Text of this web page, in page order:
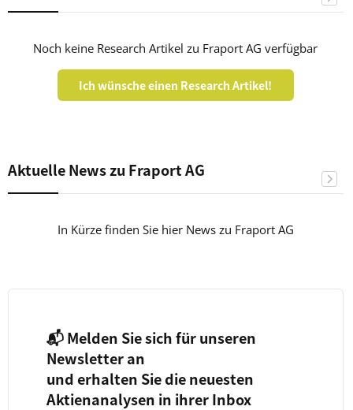
Noch keine Research Artikel zu Fraport AG verfügbar
Ich wünsche einen Research Artikel!
Aktuelle News zu Fraport AG
In Kürze finden Sie hier News zu Fraport AG
📬 Melden Sie sich für unseren
Newsletter an
und erhalten Sie die neuesten
Aktienanalysen in ihrer Inbox